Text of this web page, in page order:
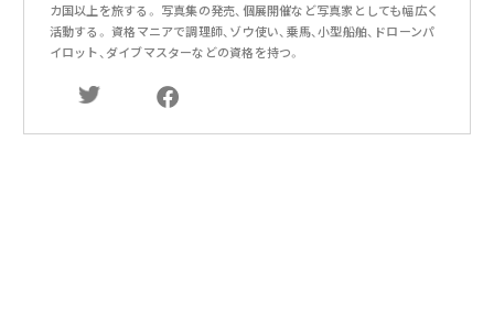
カ国以上を旅する。 写真集の発売、個展開催など写真家としても幅広く
活動する。 資格マニアで調理師、ゾウ使い、乗馬、小型船舶、ドローンパ
イロット、ダイブマスターなどの資格を持つ。